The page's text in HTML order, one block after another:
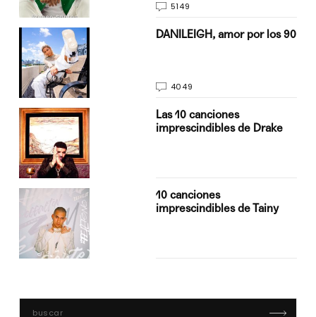
5149
DANILEIGH, amor por los 90
4049
Las 10 canciones
imprescindibles de Drake
10 canciones
imprescindibles de Tainy